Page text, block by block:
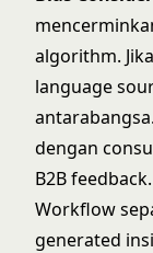
algorithm.
language
dengan
B2B feedback.
Workflow
generated